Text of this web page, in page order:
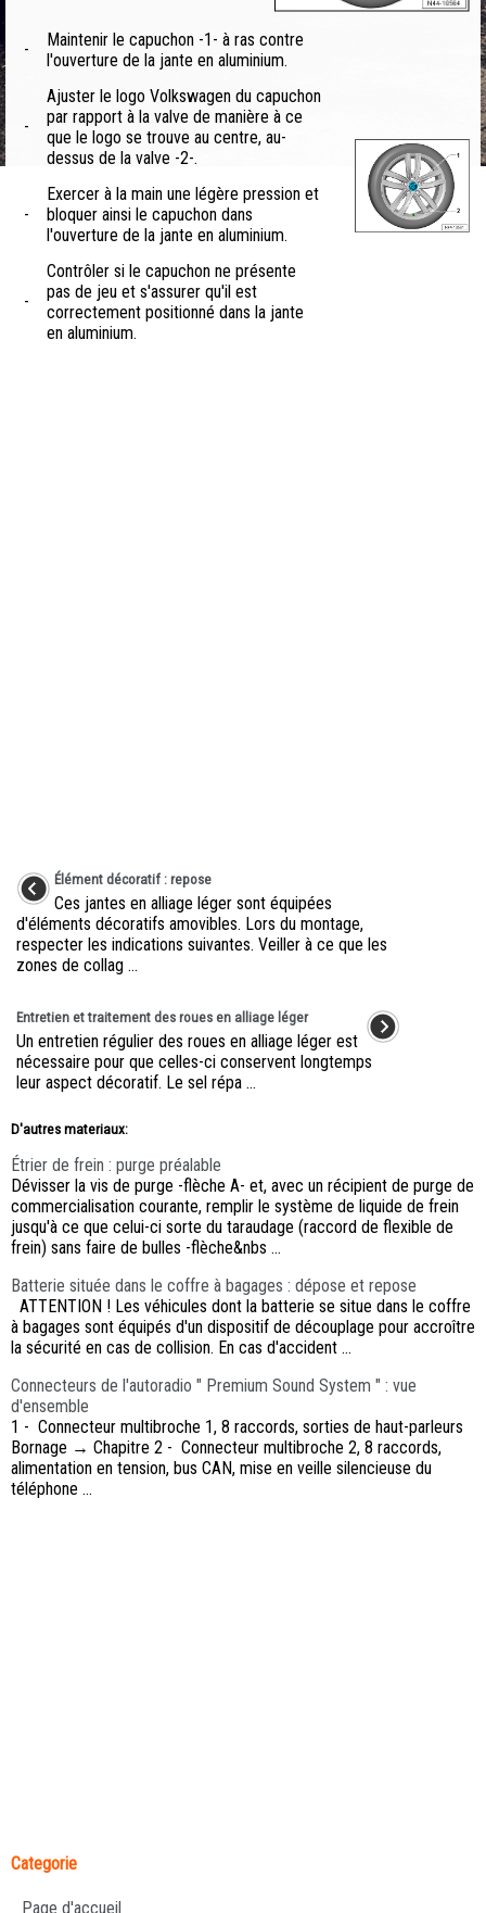
-
Maintenir le capuchon -1- à ras contre
l'ouverture de la jante en aluminium.
-
Ajuster le logo Volkswagen du capuchon
par rapport à la valve de manière à ce
que le logo se trouve au centre, au-
dessus de la valve -2-.
-
Exercer à la main une légère pression et
bloquer ainsi le capuchon dans
l'ouverture de la jante en aluminium.
-
Contrôler si le capuchon ne présente
pas de jeu et s'assurer qu'il est
correctement positionné dans la jante
en aluminium.
Élément décoratif : repose
Ces jantes en alliage léger sont équipées
d'éléments décoratifs amovibles. Lors du montage,
respecter les indications suivantes. Veiller à ce que les
zones de collag ...
Entretien et traitement des roues en alliage léger
Un entretien régulier des roues en alliage léger est
nécessaire pour que celles-ci conservent longtemps
leur aspect décoratif. Le sel répa ...
D'autres materiaux:
Étrier de frein : purge préalable
Dévisser la vis de purge -flèche A- et, avec un récipient de purge de
commercialisation courante, remplir le système de liquide de frein
jusqu'à ce que celui-ci sorte du taraudage (raccord de flexible de
frein) sans faire de bulles -flèche&nbs ...
Batterie située dans le coffre à bagages : dépose et repose
ATTENTION ! Les véhicules dont la batterie se situe dans le coffre
à bagages sont équipés d'un dispositif de découplage pour accroître
la sécurité en cas de collision. En cas d'accident ...
Connecteurs de l'autoradio " Premium Sound System " : vue
d'ensemble
1 - Connecteur multibroche 1, 8 raccords, sorties de haut-parleurs
Bornage → Chapitre 2 - Connecteur multibroche 2, 8 raccords,
alimentation en tension, bus CAN, mise en veille silencieuse du
téléphone ...
Categorie
Page d'accueil